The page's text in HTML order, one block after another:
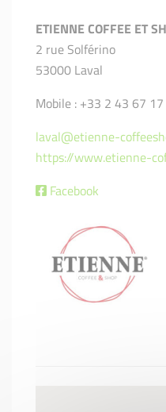
ETIENNE COFFEE ET
2 rue Solférino
53000 Laval
Mobile : +33 2 43 67
laval@etienne-
https://www.etienne-
Facebook